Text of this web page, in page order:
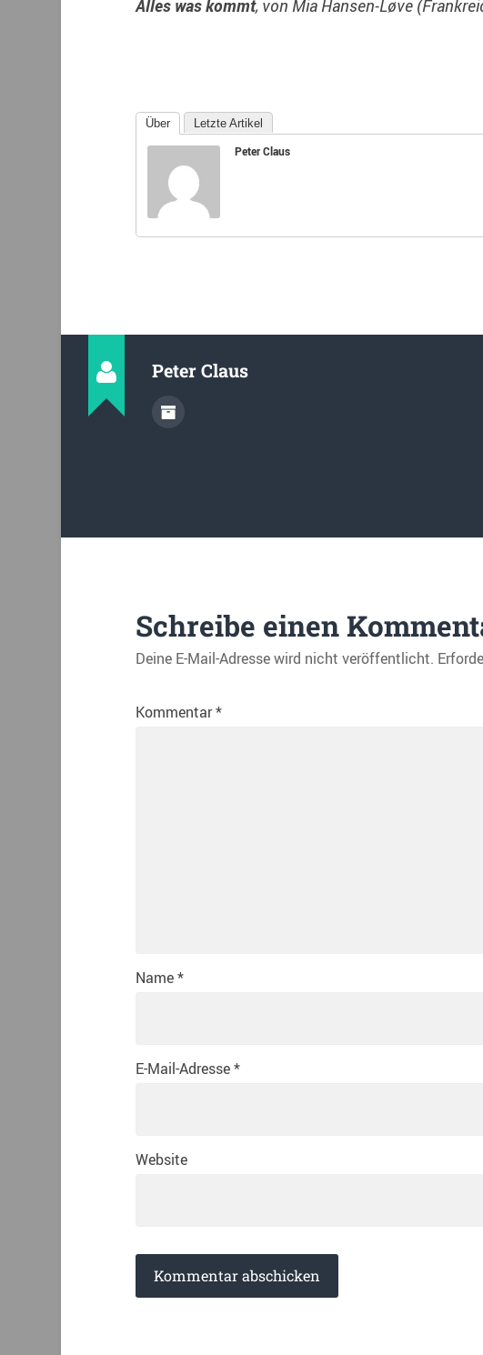
Alles was kommt, von Mia Hansen-Løve
Über Letzte Artikel
Peter Claus
Peter Claus
Schreibe einen
Deine E-Mail-Adresse wird nicht veröffentlicht.
Kommentar*
Name*
E-Mail-Adresse*
Website